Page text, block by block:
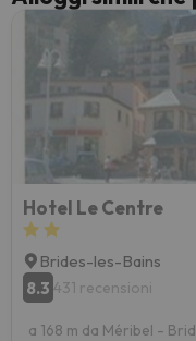
Hotel Le Centre
Brides-les-Bains
8.3 431 recensioni
a 168 m da Méribel -